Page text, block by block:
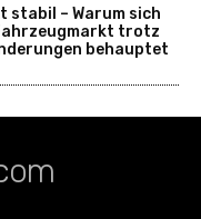
stabil – Warum sich
trotz
behauptet